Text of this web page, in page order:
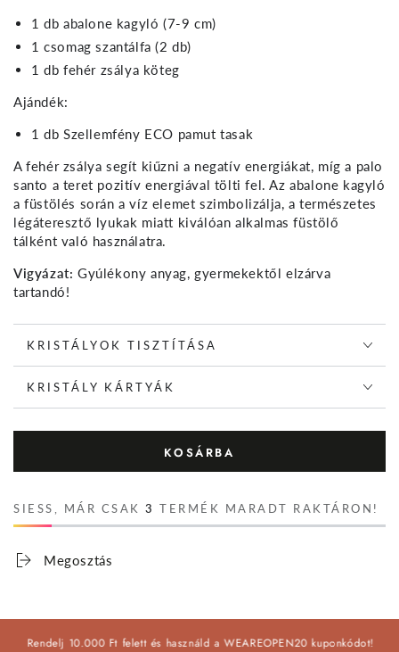
1 db abalone kagyló (7-9 cm)
1 csomag szantálfa (2 db)
1 db fehér zsálya köteg
Ajándék:
1 db Szellemfény ECO pamut tasak
A fehér zsálya segít kiűzni a negatív energiákat, míg a palo
santo a teret pozitív energiával tölti fel. Az abalone kagyló
a füstölés során a víz elemet szimbolizálja, a természetes
légáteresztő lyukak miatt kiválóan alkalmas füstölő
tálként való használatra.
Vigyázat: Gyúlékony anyag, gyermekektől elzárva
tartandó!
KRISTÁLYOK TISZTÍTÁSA
KRISTÁLY KÁRTYÁK
KOSÁRBA
SIESS, MÁR CSAK 3 TERMÉK MARADT RAKTÁRON!
Megosztás
10.000 Ft felett és használd a WEAREOPEN20 kuponkódot! 20%